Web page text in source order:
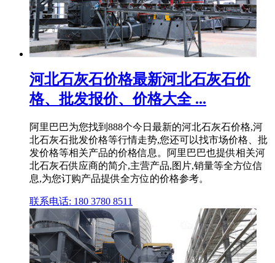
河北石灰石价格最新河北石灰石价
格、批发报价、价格大全 ...
阿里巴巴为您找到888个今日最新的河北石灰石价格,河
北石灰石批发价格等行情走势,您还可以找市场价格、批
发价格等相关产品的价格信息。阿里巴巴也提供相关河
北石灰石供应商的简介,主营产品,图片,销量等全方位信
息,为您订购产品提供全方位的价格参考。
联系电话: 180 3780 8511